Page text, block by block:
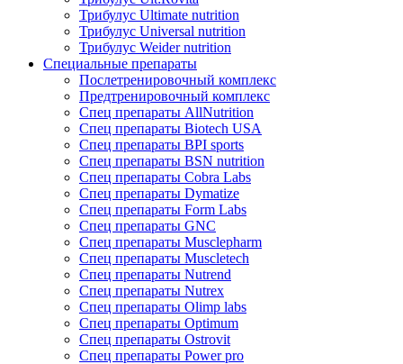
Трибулус Ultimate nutrition
Трибулус Universal nutrition
Трибулус Weider nutrition
Специальные препараты
Послетренировочный комплекс
Предтренировочный комплекс
Спец препараты AllNutrition
Спец препараты Biotech USA
Спец препараты BPI sports
Спец препараты BSN nutrition
Спец препараты Cobra Labs
Спец препараты Dymatize
Спец препараты Form Labs
Спец препараты GNC
Спец препараты Musclepharm
Спец препараты Muscletech
Спец препараты Nutrend
Спец препараты Nutrex
Спец препараты Olimp labs
Спец препараты Optimum
Спец препараты Ostrovit
Спец препараты Power pro